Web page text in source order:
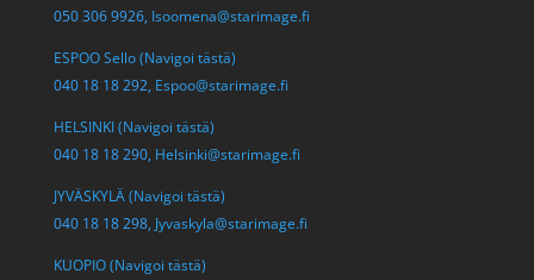
050 306 9926, Isoomena@starimage.fi
ESPOO Sello (Navigoi tästä)
040 18 18 292, Espoo@starimage.fi
HELSINKI (Navigoi tästä)
040 18 18 290, Helsinki@starimage.fi
JYVÄSKYLÄ (Navigoi tästä)
040 18 18 298, Jyvaskyla@starimage.fi
KUOPIO (Navigoi tästä)